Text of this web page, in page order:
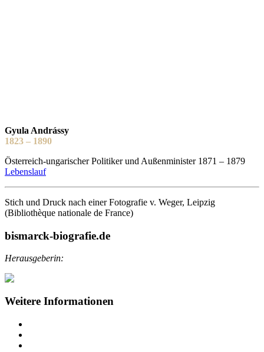
Gyula Andrássy
1823 – 1890
Österreich-ungarischer Politiker und Außenminister 1871 – 1879
Lebenslauf
Stich und Druck nach einer Fotografie v. Weger, Leipzig
(Bibliothèque nationale de France)
bismarck-biografie.de
Herausgeberin:
Weitere Informationen